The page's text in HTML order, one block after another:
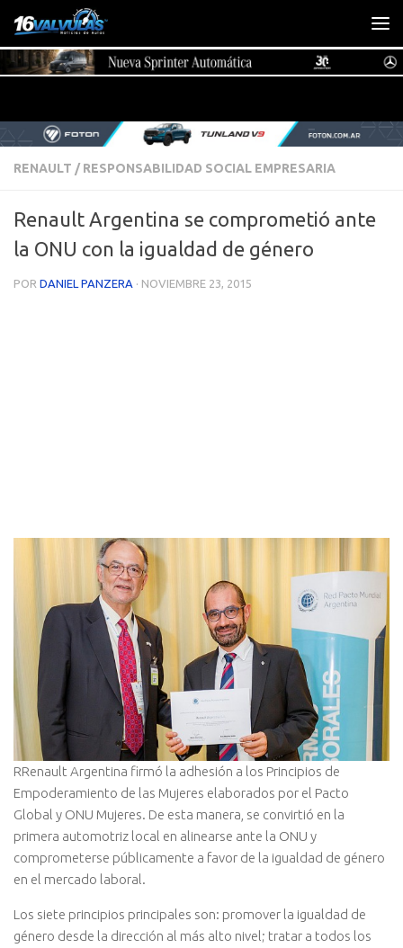
Saltar al contenido
RENAULT / RESPONSABILIDAD SOCIAL EMPRESARIA
Renault Argentina se comprometió ante
la ONU con la igualdad de género
POR DANIEL PANZERA · NOVIEMBRE 23, 2015
RRenault Argentina firmó la adhesión a los Principios de
Empoderamiento de las Mujeres elaborados por el Pacto
Global y ONU Mujeres. De esta manera, se convirtió en la
primera automotriz local en alinearse ante la ONU y
comprometerse públicamente a favor de la igualdad de género
en el mercado laboral.
Los siete principios principales son: promover la igualdad de
género desde la dirección al más alto nivel; tratar a todos los